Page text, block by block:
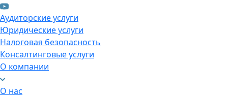
Аудиторские услуги
Юридические услуги
Налоговая безопасность
Консалтинговые услуги
О компании
О нас